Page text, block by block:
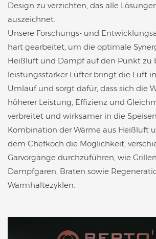
Design zu verzichten, das alle
auszeichnet.
Unsere Forschungs- und
hart gearbeitet, um die optimale
Heißluft und Dampf auf den Punkt zu
leistungsstarker Lüfter bringt die Luft
Umlauf und sorgt dafür, dass sich die
höherer Leistung, Effizienz und
verbreitet und wirksamer in die
Kombination der Wärme aus Heißluft
dem Chefkoch die Möglichkeit,
Garvorgänge durchzuführen, wie
Dampfgaren, Braten sowie
Warmhaltezyklen.